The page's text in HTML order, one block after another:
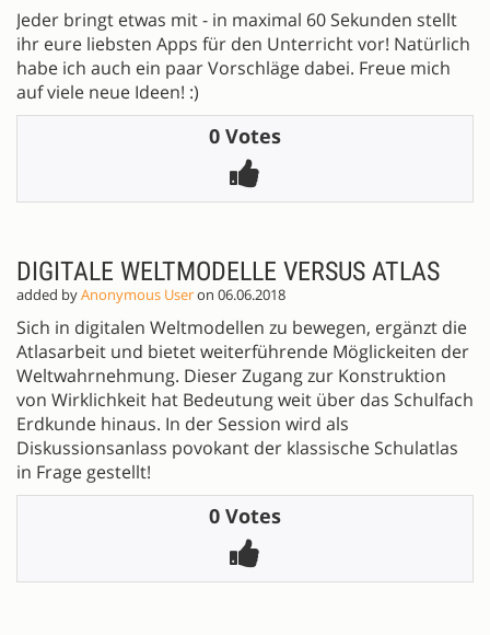
Jeder bringt etwas mit - in maximal 60 Sekunden stellt
ihr eure liebsten Apps für den Unterricht vor! Natürlich
habe ich auch ein paar Vorschläge dabei. Freue mich
auf viele neue Ideen! :)
0 Votes
DIGITALE WELTMODELLE VERSUS ATLAS
added byAnonymous Useron 06.06.2018
Sich in digitalen Weltmodellen zu bewegen, ergänzt die
Atlasarbeit und bietet weiterführende Möglickeiten der
Weltwahrnehmung. Dieser Zugang zur Konstruktion
von Wirklichkeit hat Bedeutung weit über das Schulfach
Erdkunde hinaus. In der Session wird als
Diskussionsanlass povokant der klassische Schulatlas
in Frage gestellt!
0 Votes